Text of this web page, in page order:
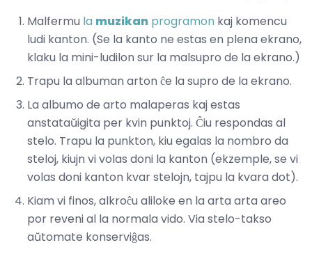
Malfermu la muzikan programon kaj komencu
ludi kanton. (Se la kanto ne estas en plena ekrano,
klaku la mini-ludilon sur la malsupro de la ekrano.)
Trapu la albuman arton ĉe la supro de la ekrano.
La albumo de arto malaperas kaj estas
anstataŭigita per kvin punktoj. Ĉiu respondas al
stelo. Trapu la punkton, kiu egalas la nombro da
steloj, kiujn vi volas doni la kanton (ekzemple, se vi
volas doni kanton kvar stelojn, tajpu la kvara dot).
Kiam vi finos, alkroĉu aliloke en la arta arta areo
por reveni al la normala vido. Via stelo-takso
aŭtomate konserviĝas.